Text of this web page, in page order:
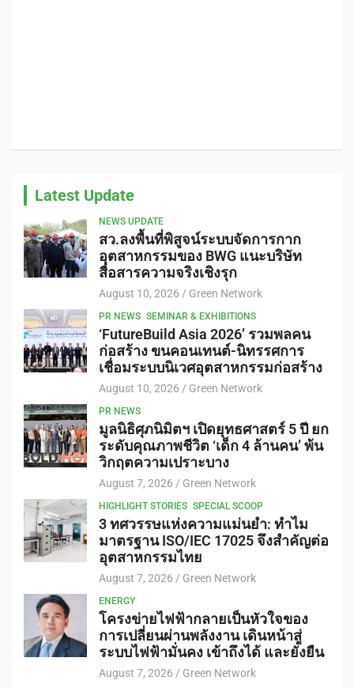
Latest Update
NEWS UPDATE
สว.ลงพื้นที่พิสูจน์ระบบจัดการกาก
อุตสาหกรรมของ BWG แนะบริษัท
สื่อสารความจริงเชิงรุก
August 10, 2026 Green Network
PR NEWS SEMINAR & EXHIBITIONS
‘FutureBuild Asia 2026’ รวมพลคน
ก่อสร้าง ขนคอนเทนต์-นิทรรศการ
เชื่อมระบบนิเวศอุตสาหกรรมก่อสร้าง
August 10, 2026 Green Network
PR NEWS
มูลนิธิศุภนิมิตฯ เปิดยุทธศาสตร์ 5 ปี ยก
ระดับคุณภาพชีวิต ‘เด็ก 4 ล้านคน’ พ้น
วิกฤตความเปราะบาง
August 7, 2026 Green Network
HIGHLIGHT STORIES SPECIAL SCOOP
3 ทศวรรษแห่งความแม่นยำ: ทำไม
มาตรฐาน ISO/IEC 17025 จึงสำคัญต่อ
อุตสาหกรรมไทย
August 7, 2026 Green Network
ENERGY
โครงข่ายไฟฟ้ากลายเป็นหัวใจของ
การเปลี่ยนผ่านพลังงาน เดินหน้าสู่
ระบบไฟฟ้ามั่นคง เข้าถึงได้ และยั่งยืน
August 7, 2026 Green Network